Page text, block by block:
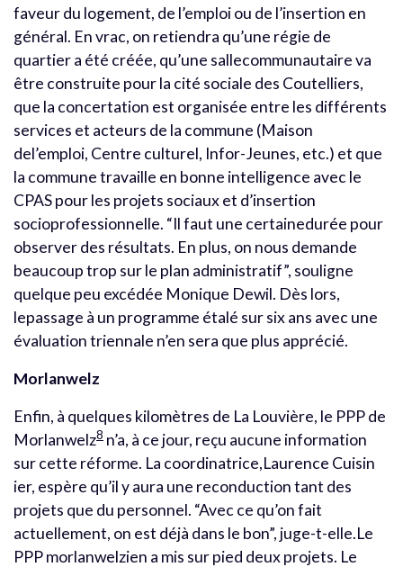
faveur du logement, de l’emploi ou de l’insertion en
général. En vrac, on retiendra qu’une régie de
quartier a été créée, qu’une sallecommunautaire va
être construite pour la cité sociale des Coutelliers,
que la concertation est organisée entre les différents
services et acteurs de la commune (Maison
del’emploi, Centre culturel, Infor-Jeunes, etc.) et que
la commune travaille en bonne intelligence avec le
CPAS pour les projets sociaux et d’insertion
socioprofessionnelle. “Il faut une certainedurée pour
observer des résultats. En plus, on nous demande
beaucoup trop sur le plan administratif”, souligne
quelque peu excédée Monique Dewil. Dès lors,
lepassage à un programme étalé sur six ans avec une
évaluation triennale n’en sera que plus apprécié.
Morlanwelz
Enfin, à quelques kilomètres de La Louvière, le PPP de
Morlanwelz8 n’a, à ce jour, reçu aucune information
sur cette réforme. La coordinatrice,Laurence Cuisin
ier, espère qu’il y aura une reconduction tant des
projets que du personnel. “Avec ce qu’on fait
actuellement, on est déjà dans le bon”, juge-t-elle.Le
PPP morlanwelzien a mis sur pied deux projets. Le